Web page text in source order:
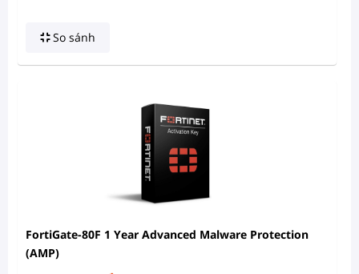
So sánh
FortiGate-80F 1 Year Advanced Malware Protection
(AMP)